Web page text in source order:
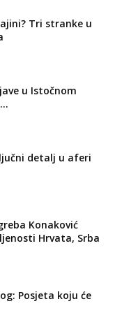
Tri stranke u
u Istočnom
detalj u aferi
Konaković
Hrvata, Srba
Posjeta koju će